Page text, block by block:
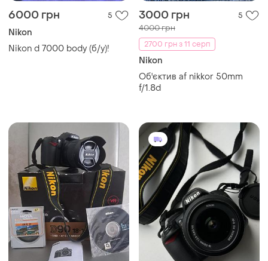
6000 грн 5
Nikon
Nikon d 7000 body (б/у)!
3000 грн 5
4000 грн
2700 грн з 11 серп
Nikon
Об'єктив af nikkor 50mm
f/1.8d